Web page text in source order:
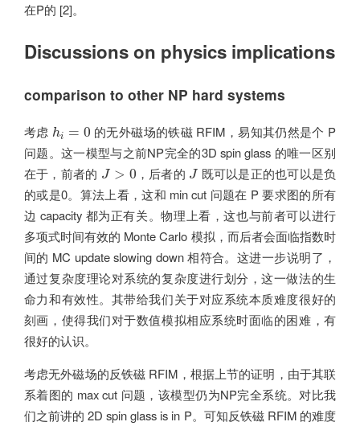
在P的 [2]。
Discussions on physics implications
comparison to other NP hard systems
考虑 hi = 0
h =0
的无外磁场的铁磁 RFIM，易知其仍然是个 P
问题。这一模型与之前NP完全的3D spin glass 的唯一区别
在于，前者的 J > 0
J>0 ，后者的 J
J 既可以是正的也可以是负
的或是0。算法上看，这和 min cut 问题在 P 要求图的所有
边 capacity 都为正有关。物理上看，这也与前者可以进行
多项式时间有效的 Monte Carlo 模拟，而后者会面临指数时
间的 MC update slowing down 相符合。这进一步说明了，
通过复杂度理论对系统的复杂度进行划分，这一做法的生
命力和有效性。其带给我们关于对应系统本质难度很好的
刻画，使得我们对于数值模拟相应系统时面临的困难，有
很好的认识。
考虑无外磁场的反铁磁 RFIM，根据上节的证明，由于其联
系着图的 max cut 问题，该模型仍为NP完全系统。对比我
们之前讲的 2D spin glass is in P。可知反铁磁 RFIM 的难度